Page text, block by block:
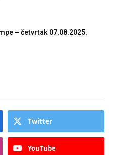
– četvrtak 07.08.2025.
Twitter
YouTube